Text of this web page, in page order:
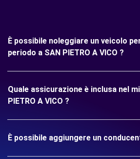
È possibile noleggiare un veicolo
periodo a SAN PIETRO A VICO ?
Quale assicurazione è inclusa nel
PIETRO A VICO ?
È possibile aggiungere un